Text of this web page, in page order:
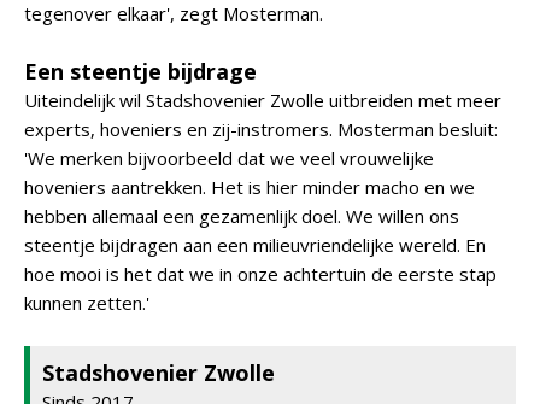
tegenover elkaar', zegt Mosterman.
Een steentje bijdrage
Uiteindelijk wil Stadshovenier Zwolle uitbreiden met meer
experts, hoveniers en zij-instromers. Mosterman besluit:
'We merken bijvoorbeeld dat we veel vrouwelijke
hoveniers aantrekken. Het is hier minder macho en we
hebben allemaal een gezamenlijk doel. We willen ons
steentje bijdragen aan een milieuvriendelijke wereld. En
hoe mooi is het dat we in onze achtertuin de eerste stap
kunnen zetten.'
Stadshovenier Zwolle